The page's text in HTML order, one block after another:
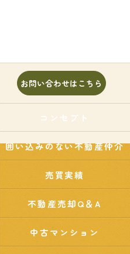
お問い合わせはこちら
コンセプト
囲い込みのない不動産仲介
売買実績
不動産売却Q＆A
中古マンション